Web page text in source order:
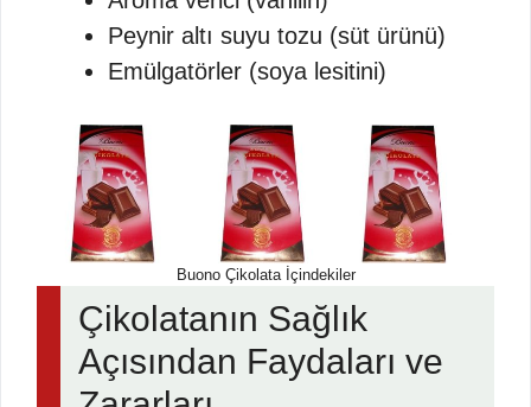
Peynir altı suyu tozu (süt ürünü)
Emülgatörler (soya lesitini)
Buono Çikolata İçindekiler
Çikolatanın Sağlık
Açısından Faydaları ve